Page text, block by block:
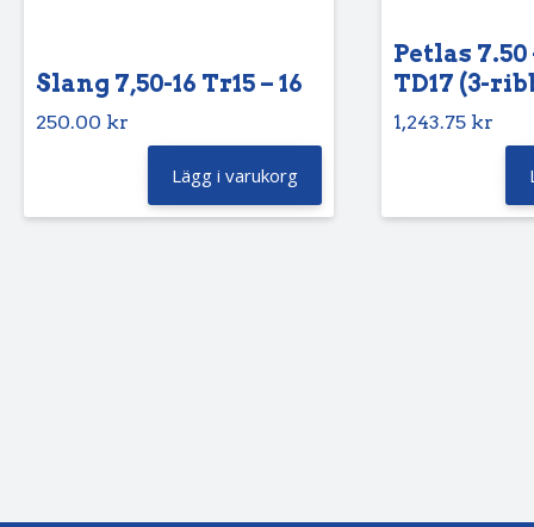
Slang 7,50-16 Tr15 – 16
250.00 kr
Lägg i varukorg
Petlas 7.50
TD17 (3-
1,243.75 kr